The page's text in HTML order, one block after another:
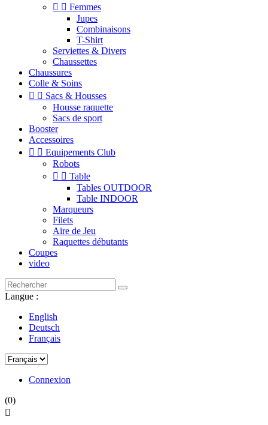
  Femmes
Jupes
Combinaisons
T-Shirt
Serviettes & Divers
Chaussettes
Chaussures
Colle & Soins
  Sacs & Housses
Housse raquette
Sacs de sport
Booster
Accessoires
  Equipements Club
Robots
  Table
Tables OUTDOOR
Table INDOOR
Marqueurs
Filets
Aire de Jeu
Raquettes débutants
Coupes
video
Langue :
English
Deutsch
Français
Connexion
(0)
